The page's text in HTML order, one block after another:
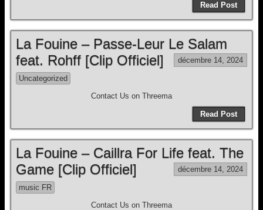
Read Post
La Fouine – Passe-Leur Le Salam
feat. Rohff [Clip Officiel]
décembre 14, 2024
Uncategorized
Contact Us on Threema
Read Post
La Fouine – Caillra For Life feat. The
Game [Clip Officiel]
décembre 14, 2024
music FR
Contact Us on Threema